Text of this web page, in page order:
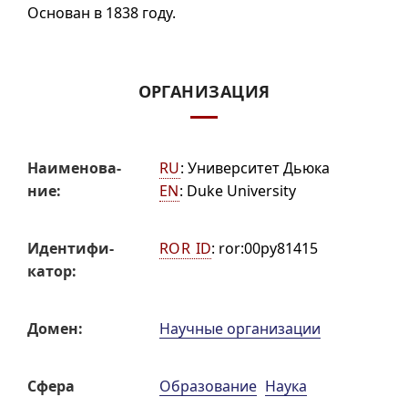
Основан в 1838 году.
ОРГАНИЗАЦИЯ
Наиме­но­ва­
ние:
RU: Университет Дьюка
EN: Duke University
Иденти­фи­
катор:
ROR ID: ror:00py81415
Домен: Научные организации
Сфера
Образование Наука